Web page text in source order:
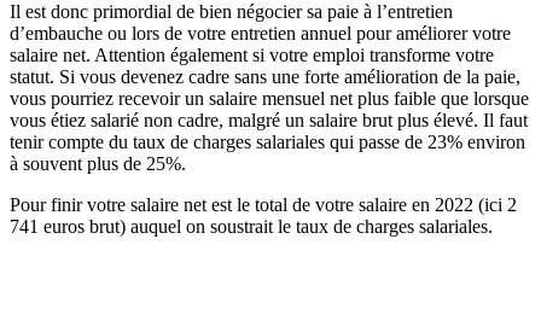
Il est donc primordial de bien négocier sa paie à l’entretien
d’embauche ou lors de votre entretien annuel pour améliorer votre
salaire net. Attention également si votre emploi transforme votre
statut. Si vous devenez cadre sans une forte amélioration de la paie,
vous pourriez recevoir un salaire mensuel net plus faible que lorsque
vous étiez salarié non cadre, malgré un salaire brut plus élevé. Il faut
tenir compte du taux de charges salariales qui passe de 23% environ
à souvent plus de 25%.
Pour finir votre salaire net est le total de votre salaire en 2022 (ici 2
741 euros brut) auquel on soustrait le taux de charges salariales.